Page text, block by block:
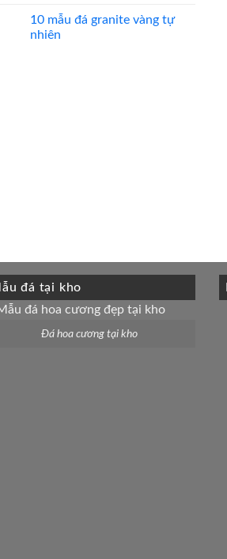
tự
nhiên
đẹp
đá
lamar
đẹp
luận
ở
Mẫu
10 mẫu đá granite vàng tự
nhiên
đá tại kho
Đá hoa cương tại kho